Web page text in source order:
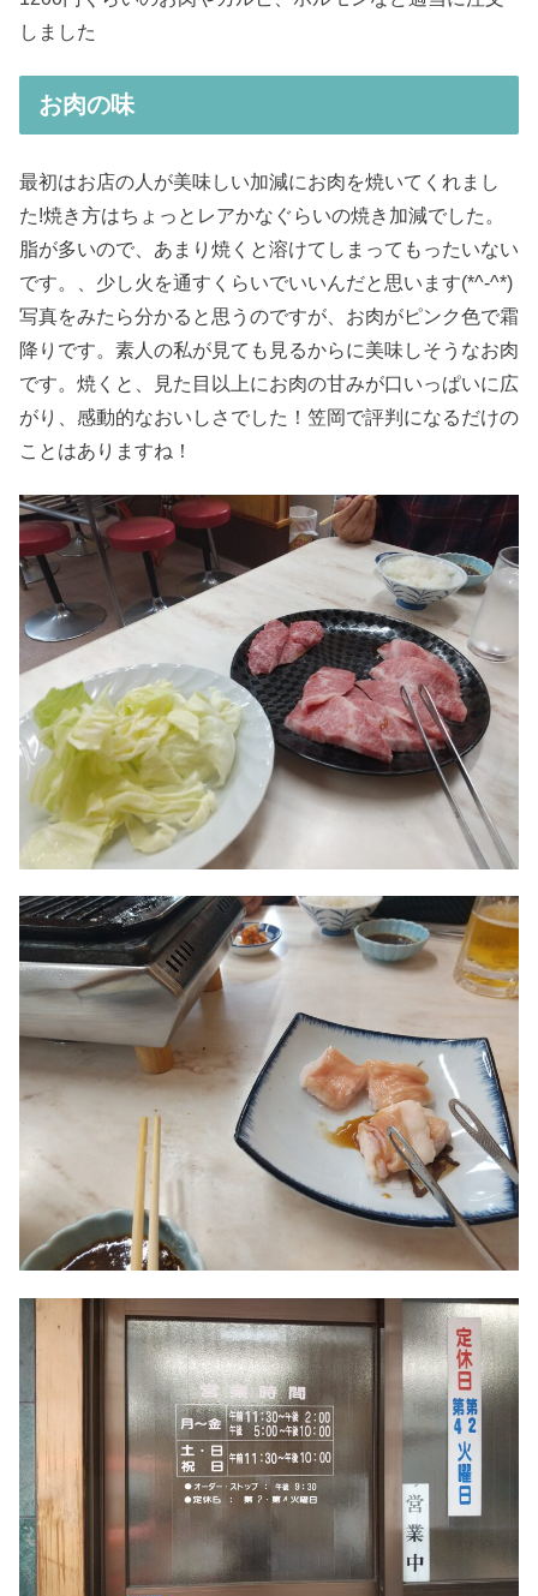
しました
お肉の味
最初はお店の人が美味しい加減にお肉を焼いてくれまし
た!焼き方はちょっとレアかなぐらいの焼き加減でした。
脂が多いので、あまり焼くと溶けてしまってもったいない
です。、少し火を通すくらいでいいんだと思います(*^-^*)
写真をみたら分かると思うのですが、お肉がピンク色で霜
降りです。素人の私が見ても見るからに美味しそうなお肉
です。焼くと、見た目以上にお肉の甘みが口いっぱいに広
がり、感動的なおいしさでした！笠岡で評判になるだけの
ことはありますね！